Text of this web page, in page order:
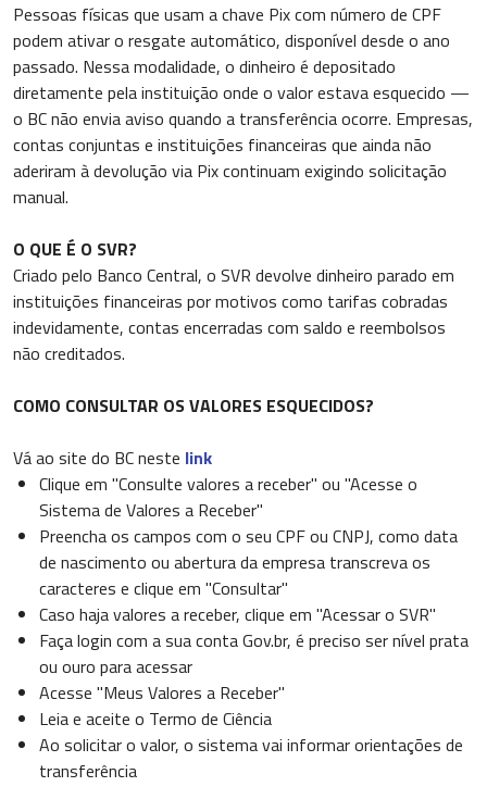
Pessoas físicas que usam a chave Pix com número de CPF
podem ativar o resgate automático, disponível desde o ano
passado. Nessa modalidade, o dinheiro é depositado
diretamente pela instituição onde o valor estava esquecido —
o BC não envia aviso quando a transferência ocorre. Empresas,
contas conjuntas e instituições financeiras que ainda não
aderiram à devolução via Pix continuam exigindo solicitação
manual.
O QUE É O SVR?
Criado pelo Banco Central, o SVR devolve dinheiro parado em
instituições financeiras por motivos como tarifas cobradas
indevidamente, contas encerradas com saldo e reembolsos
não creditados.
COMO CONSULTAR OS VALORES ESQUECIDOS?
Vá ao site do BC neste link
Clique em "Consulte valores a receber" ou "Acesse o
Sistema de Valores a Receber"
Preencha os campos com o seu CPF ou CNPJ, como data
de nascimento ou abertura da empresa transcreva os
caracteres e clique em "Consultar"
Caso haja valores a receber, clique em "Acessar o SVR"
Faça login com a sua conta Gov.br, é preciso ser nível prata
ou ouro para acessar
Acesse "Meus Valores a Receber"
Leia e aceite o Termo de Ciência
Ao solicitar o valor, o sistema vai informar orientações de
transferência